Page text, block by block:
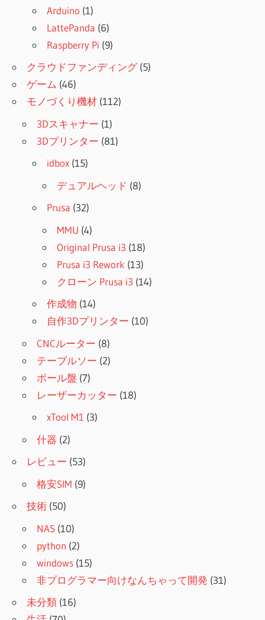
Arduino (1)
LattePanda (6)
Raspberry Pi (9)
クラウドファンディング(5)
ゲーム (46)
モノづくり機材 (112)
3Dスキャナー (1)
3Dプリンター (81)
idbox (15)
デュアルヘッド (8)
Prusa (32)
MMU (4)
Original Prusa i3 (18)
Prusa i3 Rework (13)
クローン Prusa i3 (14)
作成物 (14)
自作3Dプリンター (10)
CNCルーター (8)
テーブルソー (2)
ボール盤 (7)
レーザーカッター (18)
xTool M1 (3)
什器 (2)
レビュー (53)
格安SIM (9)
技術 (50)
NAS (10)
python (2)
windows (15)
非プログラマー向けなんちゃって開発 (31)
未分類 (16)